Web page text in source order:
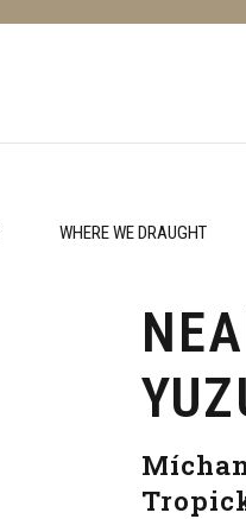
WHERE WE DRAUGHT